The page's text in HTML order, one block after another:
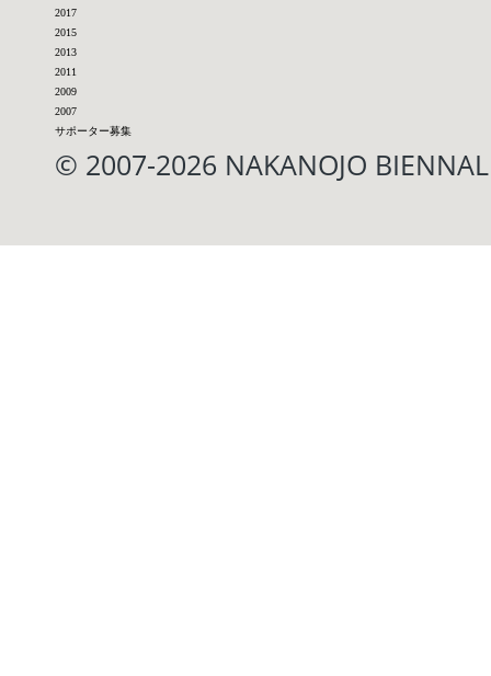
2017
2015
2013
2011
2009
2007
サポーター募集
© 2007-2026 NAKANOJO